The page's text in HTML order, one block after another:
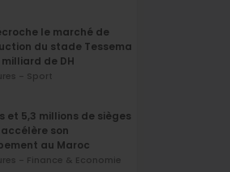
le marché de
du stade Tessema
milliard de DH
- Sport
et 5,3 millions de sièges
accélère son
au Maroc
- Finance & Economie